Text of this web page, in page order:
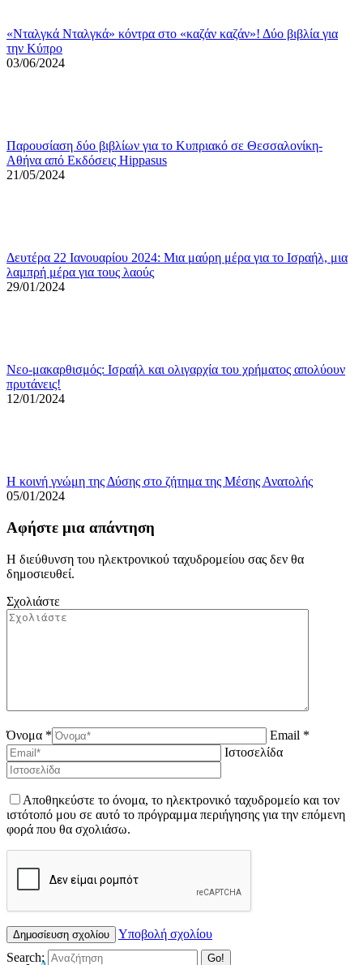
«Νταλγκά Νταλγκά» κόντρα στο «καζάν καζάν»! Δύο βιβλία για
την Κύπρο
03/06/2024
Παρουσίαση δύο βιβλίων για το Κυπριακό σε Θεσσαλονίκη-
Αθήνα από Εκδόσεις Hippasus
21/05/2024
Δευτέρα 22 Ιανουαρίου 2024: Μια μαύρη μέρα για το Ισραήλ, μια
λαμπρή μέρα για τους λαούς
29/01/2024
Νεο-μακαρθισμός: Ισραήλ και ολιγαρχία του χρήματος απολύουν
πρυτάνεις!
12/01/2024
Η κοινή γνώμη της Δύσης στο ζήτημα της Μέσης Ανατολής
05/01/2024
Αφήστε μια απάντηση
Η διεύθυνση του ηλεκτρονικού ταχυδρομείου σας δεν θα
δημοσιευθεί.
Σχολιάστε
Όνομα *
Email *
Ιστοσελίδα
Αποθηκεύστε το όνομα, το ηλεκτρονικό ταχυδρομείο και τον
ιστότοπό μου σε αυτό το πρόγραμμα περιήγησης για την επόμενη
φορά που θα σχολιάσω.
Υποβολή σχολίου
Search: